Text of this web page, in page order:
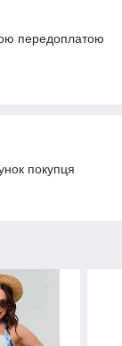
передоплатою
покупця